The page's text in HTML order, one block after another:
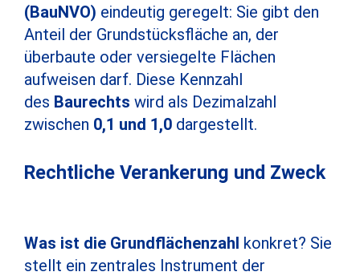
(BauNVO) eindeutig geregelt: Sie gibt den
Anteil der Grundstücksfläche an, der
überbaute oder versiegelte Flächen
aufweisen darf. Diese Kennzahl
des Baurechts wird als Dezimalzahl
zwischen 0,1 und 1,0 dargestellt.
Rechtliche Verankerung und Zweck
Was ist die Grundflächenzahl konkret? Sie
stellt ein zentrales Instrument der